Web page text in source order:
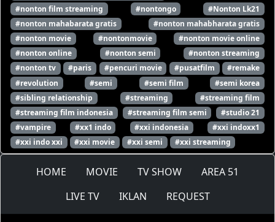
#nonton film streaming
#nontongo
#Nonton Lk21
#nonton mahabarata gratis
#nonton mahabharata gratis
#nonton movie
#nontonmovie
#nonton movie online
#nonton online
#nonton semi
#nonton streaming
#nonton tv
#paris #pencuri movie #pusatfilm
#remake
#revolution
#semi #semi film
#semi korea
#sibling relationship
#streaming
#streaming film
#streaming film indonesia
#streaming film semi
#studio 21
#vampire
#xx1 indo #xxi indonesia
#xxi indoxx1
#xxi indo xxi
#xxi movie #xxi semi #xxi streaming
HOME MOVIE TV SHOW
AREA 51
LIVE TV
IKLAN REQUEST